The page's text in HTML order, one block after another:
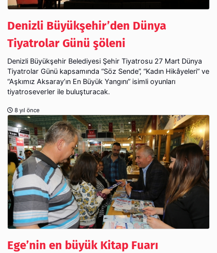
Denizli Büyükşehir’den Dünya
Tiyatrolar Günü şöleni
Denizli Büyükşehir Belediyesi Şehir Tiyatrosu 27 Mart Dünya
Tiyatrolar Günü kapsamında “Söz Sende”, “Kadın Hikâyeleri” ve
“Aşkımız Aksaray’ın En Büyük Yangını” isimli oyunları
tiyatroseverler ile buluşturacak.
8 yıl önce
Ege’nin en büyük Kitap Fuarı